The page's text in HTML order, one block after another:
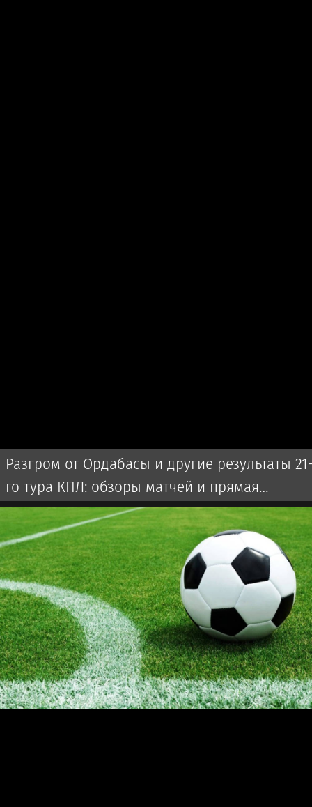
Разгром от Ордабасы и другие результаты
го тура КПЛ: обзоры матчей и прямая
трансляция